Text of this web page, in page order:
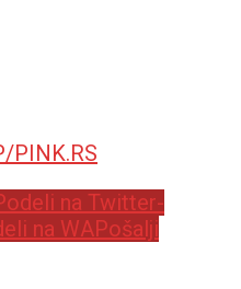
PINK.RS
na Twitter-
na WAPošalji